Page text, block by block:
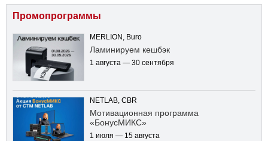
Промопрограммы
MERLION, Buro
Ламинируем кешбэк
1 августа — 30 сентября
NETLAB, CBR
Мотивационная программа
«БонусМИКС»
1 июля — 15 августа